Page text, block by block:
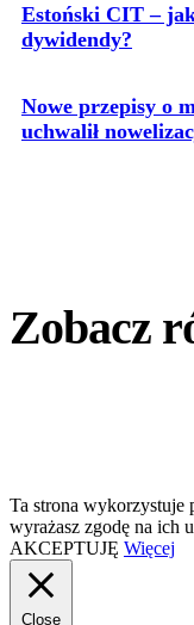
Estoński CIT –
dywidendy?
Nowe przepisy o
uchwalił
Zobacz
Ta strona wykorzystuje
wyrażasz zgodę na ich
AKCEPTUJĘ Więcej
Close